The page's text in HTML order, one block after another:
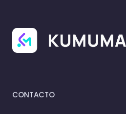
CONTACTO